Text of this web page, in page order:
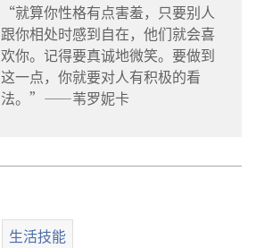
“就算你性格有点害羞，只要别人
跟你相处时感到自在，他们就会喜
欢你。记得要真诚地微笑。要做到
这一点，你就要对人有积极的看
法。”——苇罗妮卡
生活技能